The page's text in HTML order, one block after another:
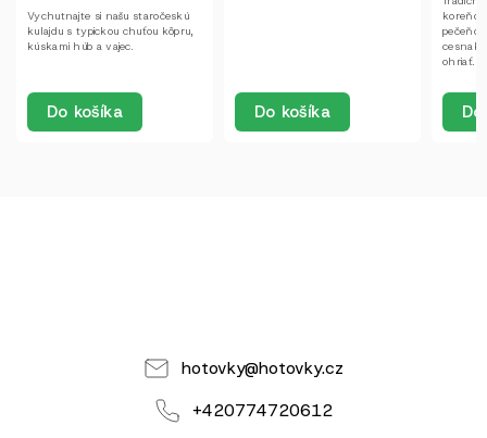
Do košíka Do košíka
hotovky@hotovky.cz
+420774720612